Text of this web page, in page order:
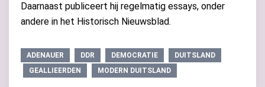
Daarnaast publiceert hij regelmatig essays, onder
andere in het Historisch Nieuwsblad.
ADENAUER DDR DEMOCRATIE
DUITSLAND
GEALLIEERDEN
MODERN DUITSLAND